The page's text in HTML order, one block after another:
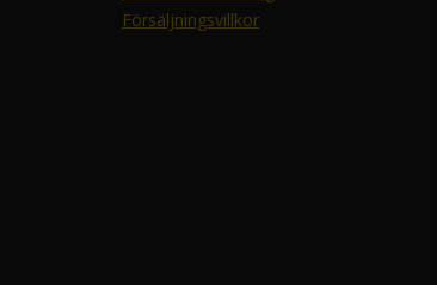
Försäljningsvillkor